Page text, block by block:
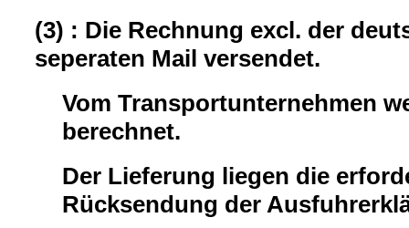
(3) : Die Rechnung excl. der
seperaten Mail versendet.
Vom Transportunternehmen
berechnet.
Der Lieferung liegen die
Rücksendung der